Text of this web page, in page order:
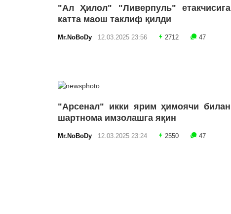
"Ал Ҳилол" "Ливерпуль" етакчисига
катта маош таклиф қилди
Mr.NoBoDy 12.03.2025 23:56 2712 47
"Арсенал" икки ярим ҳимоячи билан
шартнома имзолашга яқин
Mr.NoBoDy 12.03.2025 23:24 2550 47